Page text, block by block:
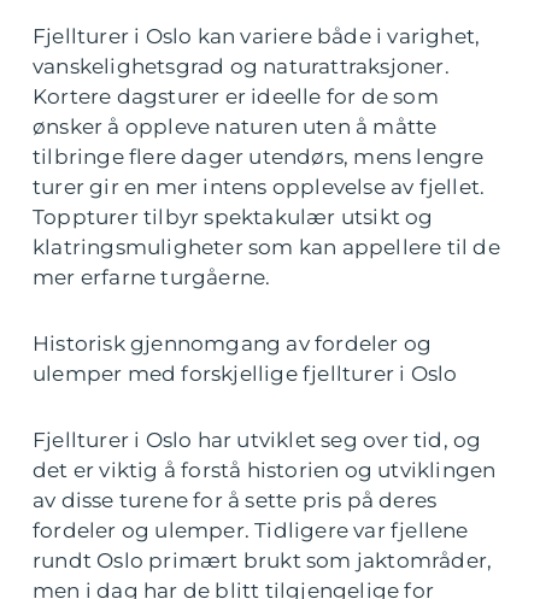
Fjellturer i Oslo kan variere både i varighet,
vanskelighetsgrad og naturattraksjoner.
Kortere dagsturer er ideelle for de som
ønsker å oppleve naturen uten å måtte
tilbringe flere dager utendørs, mens lengre
turer gir en mer intens opplevelse av fjellet.
Toppturer tilbyr spektakulær utsikt og
klatringsmuligheter som kan appellere til de
mer erfarne turgåerne.
Historisk gjennomgang av fordeler og
ulemper med forskjellige fjellturer i Oslo
Fjellturer i Oslo har utviklet seg over tid, og
det er viktig å forstå historien og utviklingen
av disse turene for å sette pris på deres
fordeler og ulemper. Tidligere var fjellene
rundt Oslo primært brukt som jaktområder,
men i dag har de blitt tilgjengelige for